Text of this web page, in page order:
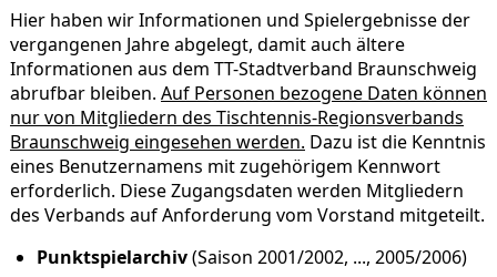
Hier haben wir Informationen und Spielergebnisse der
vergangenen Jahre abgelegt, damit auch ältere
Informationen aus dem TT-Stadtverband Braunschweig
abrufbar bleiben. Auf Personen bezogene Daten können
nur von Mitgliedern des Tischtennis-Regionsverbands
Braunschweig eingesehen werden. Dazu ist die Kenntnis
eines Benutzernamens mit zugehörigem Kennwort
erforderlich. Diese Zugangsdaten werden Mitgliedern
des Verbands auf Anforderung vom Vorstand mitgeteilt.
Punktspielarchiv(Saison 2001/2002, ..., 2005/2006)